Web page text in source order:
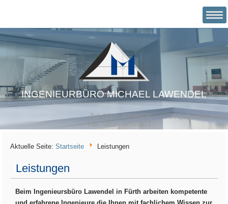
INGENIEURBÜRO MICHAEL LAWENDEL
Tel: 0911 - 97791670
Fax: 0911 - 97791671
info[at]lawendel.net
Aktuelle Seite:Startseite Leistungen
Leistungen
Beim Ingenieursbüro Lawendel in Fürth arbeiten kompetente